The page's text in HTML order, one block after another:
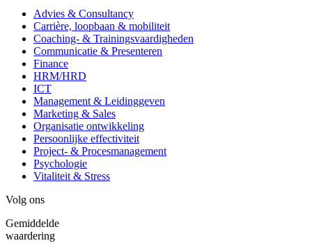
Advies & Consultancy
Carrière, loopbaan & mobiliteit
Coaching- & Trainingsvaardigheden
Communicatie & Presenteren
Finance
HRM/HRD
ICT
Management & Leidinggeven
Marketing & Sales
Organisatie ontwikkeling
Persoonlijke effectiviteit
Project- & Procesmanagement
Psychologie
Vitaliteit & Stress
Volg ons
Gemiddelde
waardering